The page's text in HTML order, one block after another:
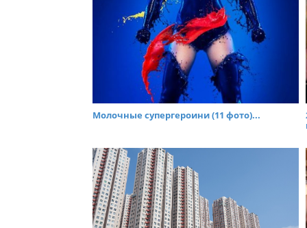
Молочные супергероини (11 фото)...